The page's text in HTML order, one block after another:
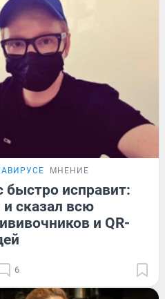
МНЕНИЕ
быстро исправит:
сказал всю
и QR-
6